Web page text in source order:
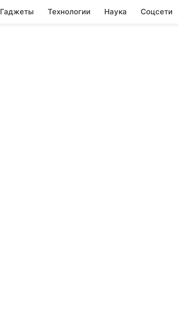
Гаджеты Технологии Наука Соцсети